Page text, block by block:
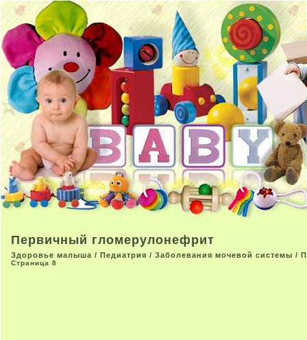
Первичный гломерулонефрит
Здоровье малыша / Педиатрия / Заболевания мочевой системы /
Страница 8